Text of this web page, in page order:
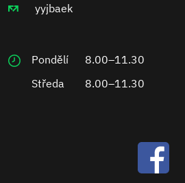
yyjbaek
Pondělí 8.00–11.30
Středa
8.00–11.30